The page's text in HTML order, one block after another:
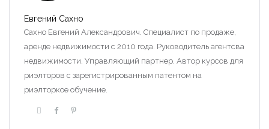
Евгений Сахно
Сахно Евгений Александрович. Специалист по продаже,
аренде недвижимости с 2010 года. Руководитель агентсва
недвижимости. Управляющий партнер. Автор курсов для
риэлторов с зарегистрированным патентом на
риэлторкое обучение.